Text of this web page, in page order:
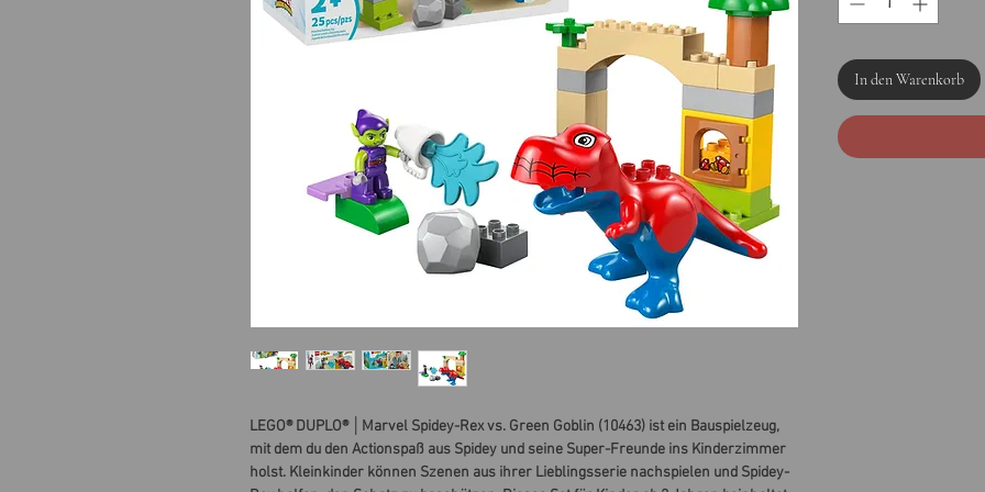
LEGO® DUPLO® │Marvel Spidey-Rex vs. Green Goblin (10463) ist ein Bauspielzeug,
mit dem du den Actionspaß aus Spidey und seine Super-Freunde ins Kinderzimmer
holst. Kleinkinder können Szenen aus ihrer Lieblingsserie nachspielen und Spidey-
In den Warenkorb